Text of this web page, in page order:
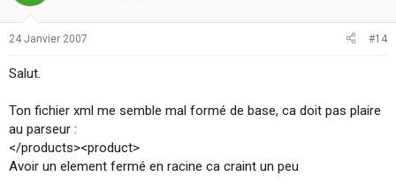
24 Janvier 2007 #14
Salut.
Ton fichier xml me semble mal formé de base, ca doit pas plaire
au parseur :
</products><product>
Avoir un element fermé en racine ca craint un peu